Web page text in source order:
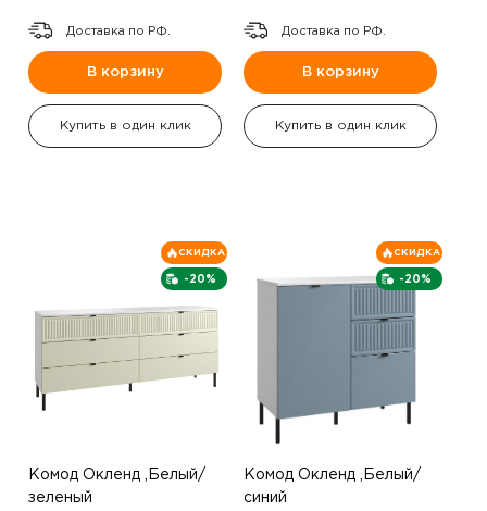
Доставка по РФ.
В корзину
Купить в один клик
Доставка по РФ.
В корзину
Купить в один клик
-20%
СКИДКА
Комод Окленд ,Белый/
зеленый
-20%
СКИДКА
Комод Окленд ,Белый/
синий